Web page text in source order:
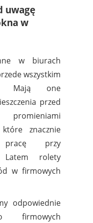
uwagę
w
w biurach
wszystkim
Mają one
przed
promieniami
które znacznie
pracę przy
Latem rolety
w firmowych
odpowiednie
firmowych